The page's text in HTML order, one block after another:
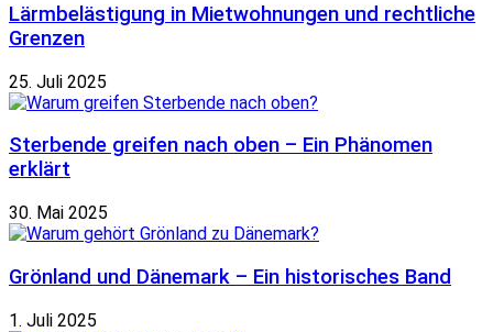
Lärmbelästigung in Mietwohnungen und rechtliche
Grenzen
25. Juli 2025
Sterbende greifen nach oben – Ein Phänomen
erklärt
30. Mai 2025
Grönland und Dänemark – Ein historisches Band
1. Juli 2025